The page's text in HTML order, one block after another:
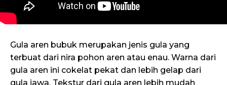
Gula aren bubuk merupakan jenis gula yang
terbuat dari nira pohon aren atau enau. Warna dari
gula aren ini cokelat pekat dan lebih gelap dari
gula jawa. Tekstur dari gula aren lebih mudah